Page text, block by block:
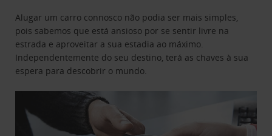
Alugar um carro connosco não podia ser mais simples,
pois sabemos que está ansioso por se sentir livre na
estrada e aproveitar a sua estadia ao máximo.
Independentemente do seu destino, terá as chaves à sua
espera para descobrir o mundo.